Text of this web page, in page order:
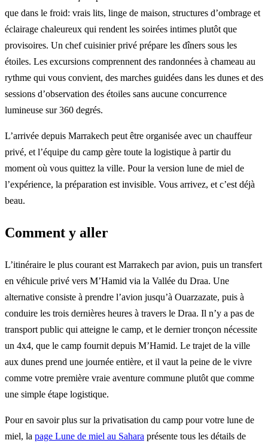
que dans le froid: vrais lits, linge de maison, structures d’ombrage et
éclairage chaleureux qui rendent les soirées intimes plutôt que
provisoires. Un chef cuisinier privé prépare les dîners sous les
étoiles. Les excursions comprennent des randonnées à chameau au
rythme qui vous convient, des marches guidées dans les dunes et des
sessions d’observation des étoiles sans aucune concurrence
lumineuse sur 360 degrés.
L’arrivée depuis Marrakech peut être organisée avec un chauffeur
privé, et l’équipe du camp gère toute la logistique à partir du
moment où vous quittez la ville. Pour la version lune de miel de
l’expérience, la préparation est invisible. Vous arrivez, et c’est déjà
beau.
Comment y aller
L’itinéraire le plus courant est Marrakech par avion, puis un transfert
en véhicule privé vers M’Hamid via la Vallée du Draa. Une
alternative consiste à prendre l’avion jusqu’à Ouarzazate, puis à
conduire les trois dernières heures à travers le Draa. Il n’y a pas de
transport public qui atteigne le camp, et le dernier tronçon nécessite
un 4x4, que le camp fournit depuis M’Hamid. Le trajet de la ville
aux dunes prend une journée entière, et il vaut la peine de le vivre
comme votre première vraie aventure commune plutôt que comme
une simple étape logistique.
Pour en savoir plus sur la privatisation du camp pour votre lune de
miel, la page Lune de miel au Sahara présente tous les détails de